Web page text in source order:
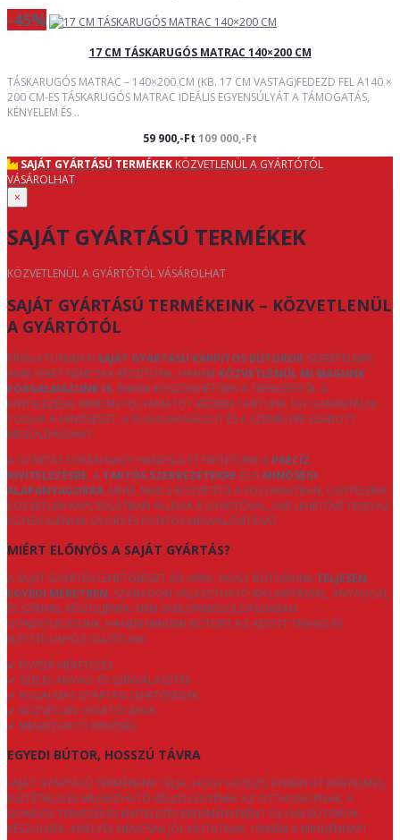
-45%
17 CM TÁSKARUGÓS MATRAC 140×200 CM
TÁSKARUGÓS MATRAC – 140×200 CM (KB. 17 CM VASTAG)FEDEZD FEL A140 ×
200 CM-ES TÁSKARUGÓS MATRAC IDEÁLIS EGYENSÚLYÁT A TÁMOGATÁS,
KÉNYELEM ÉS ..
59 900,-Ft 109 000,-Ft
SAJÁT GYÁRTÁSÚ TERMÉKEK KÖZVETLENÜL A GYÁRTÓTÓL
VÁSÁROLHAT
×
SAJÁT GYÁRTÁSÚ TERMÉKEK
KÖZVETLENÜL A GYÁRTÓTÓL VÁSÁROLHAT
SAJÁT GYÁRTÁSÚ TERMÉKEINK – KÖZVETLENÜL
A GYÁRTÓTÓL
KÍNÁLATUNKBAN SAJÁT GYÁRTÁSÚ KÁRPITOS BÚTOROK SZEREPELNEK,
AMELYEKET NEMCSAK KÉSZÍTÜNK, HANEM KÖZVETLENÜL MI MAGUNK
FORGALMAZUNK IS. ENNEK KÖSZÖNHETŐEN A TERVEZÉSTŐL A
KIVITELEZÉSIG MINDEN FOLYAMATOT KÉZBEN TARTUNK, ÍGY GARANTÁLNI
TUDJUK A MINŐSÉGET, A RUGALMASSÁGOT ÉS A SZEMÉLYRE SZABOTT
MEGOLDÁSOKAT.
A GYÁRTÁS SORÁN NAGY HANGSÚLYT FEKTETÜNK A PRECÍZ
KIVITELEZÉSRE, A TARTÓS SZERKEZETEKRE ÉS A MINŐSÉGI
ALAPANYAGOKRA. MIVEL NINCS KÖZVETÍTŐ A FOLYAMATBAN, ÜGYFELEINK
KÖZVETLEN KAPCSOLATBAN ÁLLNAK A GYÁRTÓVAL, AMI LEHETŐVÉ TESZI AZ
EGYEDI IGÉNYEK GYORS ÉS PONTOS MEGVALÓSÍTÁSÁT.
MIÉRT ELŐNYÖS A SAJÁT GYÁRTÁS?
A SAJÁT GYÁRTÁS LEHETŐSÉGET AD ARRA, HOGY BÚTORAINK TELJESEN
EGYEDI MÉRETBEN, SZABADON VÁLASZTHATÓ KIALAKÍTÁSSAL, ANYAGGAL
ÉS SZÍNNEL KÉSZÜLJENEK. NEM SABLONMEGOLDÁSOKBAN
GONDOLKODUNK, HANEM MINDEN BÚTORT AZ ADOTT TÉRHEZ ÉS
ÉLETSTÍLUSHOZ IGAZÍTUNK.
✔ EGYEDI MÉRETEZÉS
✔ SZÉLES ANYAG- ÉS SZÍNVÁLASZTÉK
✔ RUGALMAS GYÁRTÁSI LEHETŐSÉGEK
✔ KÖZVETLEN GYÁRTÓI ÁRAK
✔ MEGBÍZHATÓ MINŐSÉG
EGYEDI BÚTOR, HOSSZÚ TÁVRA
SAJÁT GYÁRTÁSÚ TERMÉKEINK CÉLJA, HOGY HOSSZÚ ÉVEKEN ÁT KÉNYELMES,
ESZTÉTIKUS ÉS MEGBÍZHATÓ RÉSZEI LEGYENEK AZ OTTHONOKNAK. A
GONDOS TERVEZÉS ÉS KIVITELEZÉS EREDMÉNYEKÉNT OLYAN BÚTOROK
KÉSZÜLNEK, AMELYEK NEMCSAK JÓL MUTATNAK, HANEM A MINDENNAPI